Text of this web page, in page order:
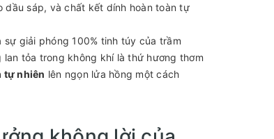
sáp, và chất kết dính hoàn toàn tự
giải phóng 100% tinh túy của trầm
tỏa trong không khí là thứ hương thơm
tự nhiên lên ngọn lửa hồng một cách